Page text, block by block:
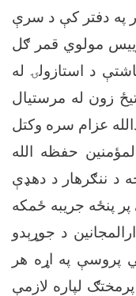
په دفتر کې د سرې
مولوي قمر ګل
د استازولۍ له
زون له مرستيال
حفظه الله
د ننګرهار د دهډې
نمره کې پر پنځه جريبه ځمکه
د جوړېدو
پروسې په اړه هر
لپاره لازمې